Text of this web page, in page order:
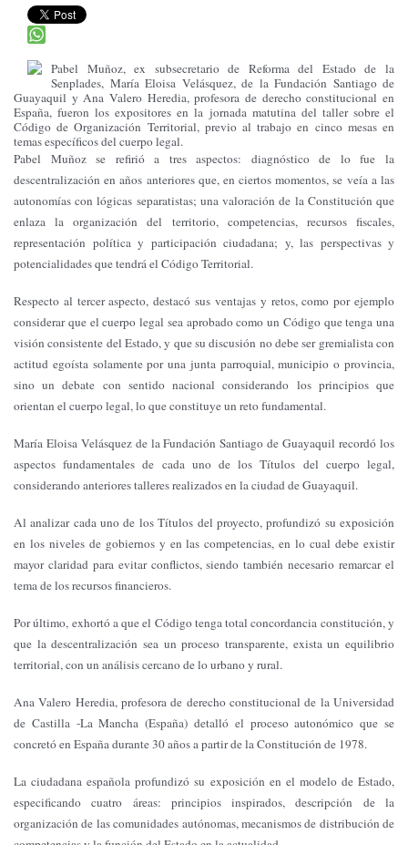
RELACIONES INTERNACIONALES
AGENDA
Pabel Muñoz,ex subsecretario de Reforma del Estadode la
Senplades, María Eloisa Velásquez, de la Fundación Santiago de
Guayaquil y Ana Valero Heredia, profesora de derecho constitucional en
España, fueron los expositores en la jornada matutina del taller sobre el
Código de Organización Territorial, previo al trabajo en cinco mesas en
temas específicos del cuerpo legal.
Pabel Muñoz se refirió a tres aspectos: diagnóstico de lo fue la
descentralización en años anteriores que, en ciertos momentos, se veía a las
autonomías con lógicas separatistas; una valoración de la Constitución que
enlaza la organización del territorio, competencias, recursos fiscales,
representación política y participación ciudadana; y, las perspectivas y
potencialidades que tendrá el Código Territorial.
Respecto al tercer aspecto, destacó sus ventajas y retos, como por ejemplo
considerar que el cuerpo legal sea aprobado como un Código que tenga una
visión consistente del Estado, y que su discusión no debe ser gremialista con
actitud egoísta solamente por una junta parroquial, municipio o provincia,
sino un debate con sentido nacional considerando los principios que
orientan el cuerpo legal, lo que constituye un reto fundamental.
María Eloisa Velásquez de la Fundación Santiago de Guayaquil recordó los
aspectos fundamentales de cada uno de los Títulos del cuerpo legal,
considerando anteriores talleres realizados en la ciudad de Guayaquil.
Al analizar cada uno de los Títulos del proyecto, profundizó su exposición
en los niveles de gobiernos y en las competencias, en lo cual debe existir
mayor claridad para evitar conflictos, siendo también necesario remarcar el
tema de los recursos financieros.
Por último, exhortó a que el Código tenga total concordancia constitución, y
que la descentralización sea un proceso transparente, exista un equilibrio
territorial, con un análisis cercano de lo urbano y rural.
Ana Valero Heredia, profesora de derecho constitucional de la Universidad
de Castilla -La Mancha (España) detalló el proceso autonómico que se
concretó en España durante 30 años a partir de la Constitución de 1978.
La ciudadana española profundizó su exposición en el modelo de Estado,
especificando cuatro áreas: principios inspirados, descripción de la
organización de las comunidades autónomas, mecanismos de distribución de